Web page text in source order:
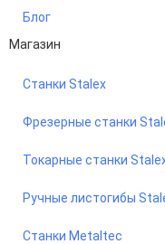
Блог
Магазин
Станки Stalex
Фрезерные станки
Токарные станки
Ручные листогибы
Станки Metaltec